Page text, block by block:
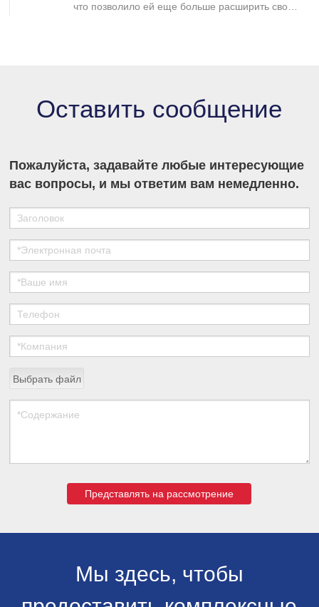
что позволило ей еще больше расширить свое
Оставить сообщение
Пожалуйста, задавайте любые интересующие
вас вопросы, и мы ответим вам немедленно.
Выбрать файл
Представлять на рассмотрение
Мы здесь, чтобы